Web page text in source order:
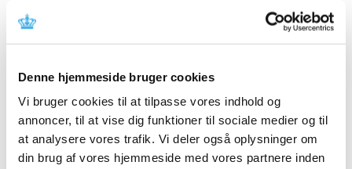
Denne hjemmeside bruger cookies
Vi bruger cookies til at tilpasse vores indhold og
annoncer, til at vise dig funktioner til sociale medier og til
at analysere vores trafik. Vi deler også oplysninger om
din brug af vores hjemmeside med vores partnere inden
Anmeldelse i Medicinpriser af
apoteksindkøbspris på 0 kr. for statsligt
|4. august 2023|
Det følger af lægemiddellovens § 77, at d en, der bringer
et apoteksforbeholdt lægemiddel til mennesker og dyr…
Høring over Medicintilskudsnævnets forslag til